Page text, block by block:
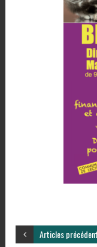
Articles